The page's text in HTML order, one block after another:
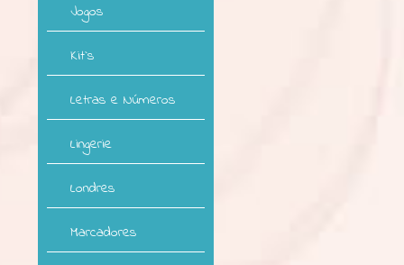
Jogos
Kit`s
Letras e Números
Lingerie
Londres
Marcadores